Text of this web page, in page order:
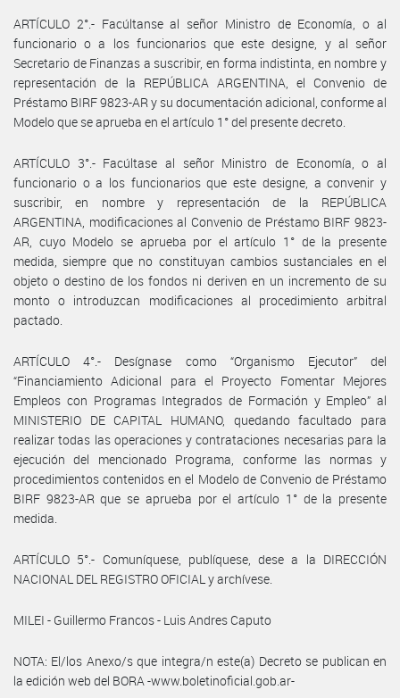
ARTÍCULO 2°.- Facúltanse al señor Ministro de Economía, o al
funcionario o a los funcionarios que este designe, y al señor
Secretario de Finanzas a suscribir, en forma indistinta, en nombre y
representación de la REPÚBLICA ARGENTINA, el Convenio de
Préstamo BIRF 9823-AR y su documentación adicional, conforme al
Modelo que se aprueba en el artículo 1° del presente decreto.
ARTÍCULO 3°.- Facúltase al señor Ministro de Economía, o al
funcionario o a los funcionarios que este designe, a convenir y
suscribir, en nombre y representación de la REPÚBLICA
ARGENTINA, modificaciones al Convenio de Préstamo BIRF 9823-
AR, cuyo Modelo se aprueba por el artículo 1° de la presente
medida, siempre que no constituyan cambios sustanciales en el
objeto o destino de los fondos ni deriven en un incremento de su
monto o introduzcan modificaciones al procedimiento arbitral
pactado.
ARTÍCULO 4°.- Desígnase como “Organismo Ejecutor” del
“Financiamiento Adicional para el Proyecto Fomentar Mejores
Empleos con Programas Integrados de Formación y Empleo” al
MINISTERIO DE CAPITAL HUMANO, quedando facultado para
realizar todas las operaciones y contrataciones necesarias para la
ejecución del mencionado Programa, conforme las normas y
procedimientos contenidos en el Modelo de Convenio de Préstamo
BIRF 9823-AR que se aprueba por el artículo 1° de la presente
medida.
ARTÍCULO 5°.- Comuníquese, publíquese, dese a la DIRECCIÓN
NACIONAL DEL REGISTRO OFICIAL y archívese.
MILEI - Guillermo Francos - Luis Andres Caputo
NOTA: El/los Anexo/s que integra/n este(a) Decreto se publican en
la edición web del BORA -www.boletinoficial.gob.ar-